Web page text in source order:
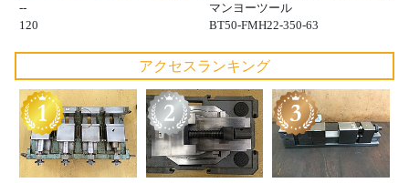
--
120
マンヨーツール
BT50-FMH22-350-63
アクセスランキング